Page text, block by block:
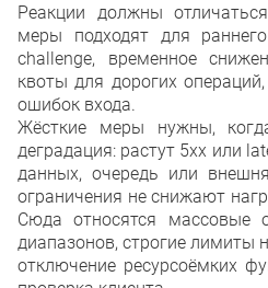
Реакции должны
меры подходят для
challenge, временное
квоты для дорогих
ошибок входа.
Жёсткие меры нужны,
деградация: растут 5xx или
данных, очередь или
ограничения не снижают
Сюда относятся массовые
диапазонов, строгие лимиты
отключение ресурсоёмких